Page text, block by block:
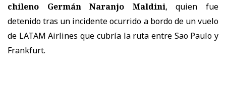
chileno Germán Naranjo Maldini, quien fue
detenido tras un incidente ocurrido a bordo de un vuelo
de LATAM Airlines que cubría la ruta entre Sao Paulo y
Frankfurt.